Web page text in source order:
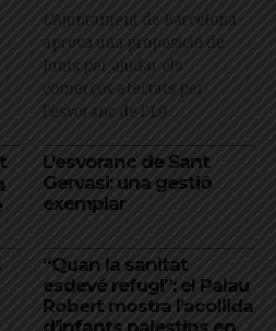
L’Ajuntament de Barcelona
aprova una proposició de
Junts per ajudar els
comerços afectats per
l'esvoranc de l'L9
L’esvoranc de Sant
Gervasi: una gestió
exemplar
“Quan la sanitat
esdevé refugi”: el Palau
Robert mostra l’acollida
d’infants palestins en